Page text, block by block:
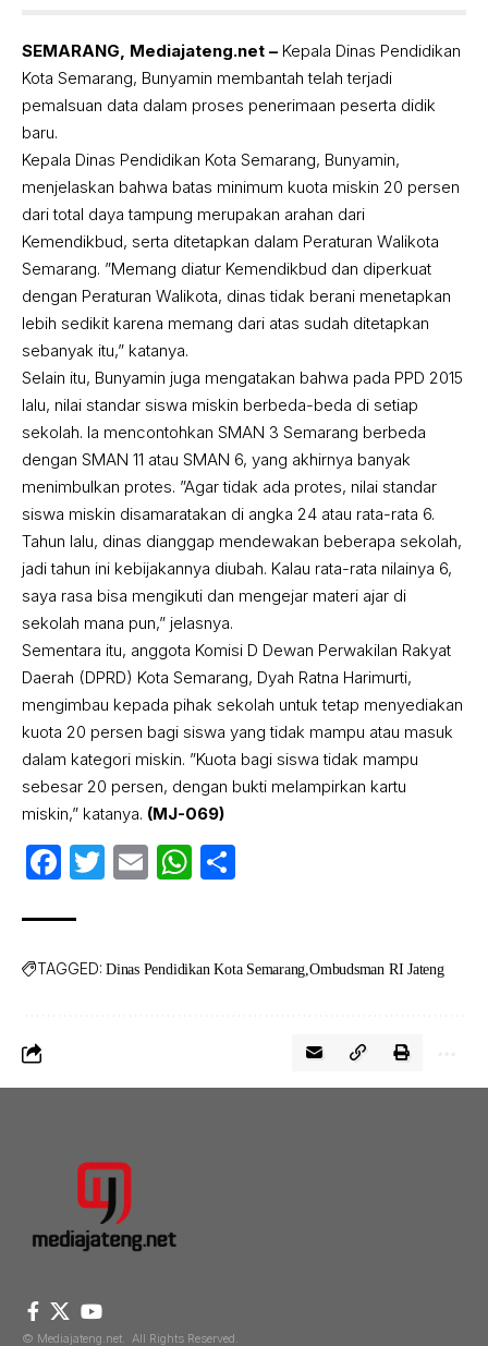
SEMARANG, Mediajateng.net – Kepala Dinas Pendidikan
Kota Semarang, Bunyamin membantah telah terjadi
pemalsuan data dalam proses penerimaan peserta didik
baru.
Kepala Dinas Pendidikan Kota Semarang, Bunyamin,
menjelaskan bahwa batas minimum kuota miskin 20 persen
dari total daya tampung merupakan arahan dari
Kemendikbud, serta ditetapkan dalam Peraturan Walikota
Semarang. ”Memang diatur Kemendikbud dan diperkuat
dengan Peraturan Walikota, dinas tidak berani menetapkan
lebih sedikit karena memang dari atas sudah ditetapkan
sebanyak itu,” katanya.
Selain itu, Bunyamin juga mengatakan bahwa pada PPD 2015
lalu, nilai standar siswa miskin berbeda-beda di setiap
sekolah. Ia mencontohkan SMAN 3 Semarang berbeda
dengan SMAN 11 atau SMAN 6, yang akhirnya banyak
menimbulkan protes. ”Agar tidak ada protes, nilai standar
siswa miskin disamaratakan di angka 24 atau rata-rata 6.
Tahun lalu, dinas dianggap mendewakan beberapa sekolah,
jadi tahun ini kebijakannya diubah. Kalau rata-rata nilainya 6,
saya rasa bisa mengikuti dan mengejar materi ajar di
sekolah mana pun,” jelasnya.
Sementara itu, anggota Komisi D Dewan Perwakilan Rakyat
Daerah (DPRD) Kota Semarang, Dyah Ratna Harimurti,
mengimbau kepada pihak sekolah untuk tetap menyediakan
kuota 20 persen bagi siswa yang tidak mampu atau masuk
dalam kategori miskin. ”Kuota bagi siswa tidak mampu
sebesar 20 persen, dengan bukti melampirkan kartu
miskin,” katanya. (MJ-069)
Facebook
Twitter
EmailWhatsApp
TAGGED: Dinas Pendidikan Kota Semarang Ombudsman RI Jateng
© Mediajateng.net. All Rights Reserved.